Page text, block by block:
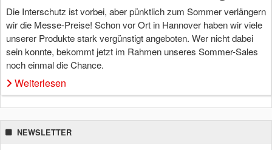
Die Interschutz ist vorbei, aber pünktlich zum Sommer verlängern
wir die Messe-Preise! Schon vor Ort in Hannover haben wir viele
unserer Produkte stark vergünstigt angeboten. Wer nicht dabei
sein konnte, bekommt jetzt im Rahmen unseres Sommer-Sales
noch einmal die Chance.
Weiterlesen
NEWSLETTER